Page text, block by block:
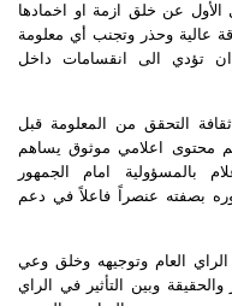
الأول عن خلق ازمة او اخمادها
عالية وحذر وتجنب أي معلومة
تؤدي الى انقسامات داخل
التحقق من المعلومة قبل
محتوى اعلامي موثوق يساهم
بالمسؤولية امام الجمهور
بصفته عنصراً فاعلاً في دعم
العام وتوجيهه وخلق وعي
وبين التأثير في الراي